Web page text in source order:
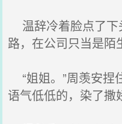
温辞冷着脸点了下
路，在公司只当是陌
“姐姐。”周羡安捏
语气低低的，染了撒